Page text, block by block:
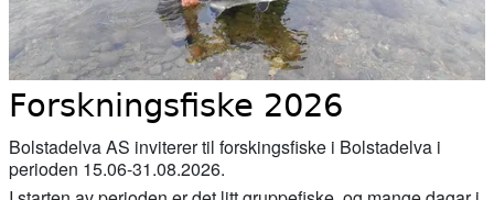
Forskningsfiske 2026
Bolstadelva AS inviterer til forskingsfiske i Bolstadelva i
perioden 15.06-31.08.2026.